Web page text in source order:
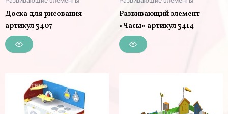
Доска для рисования
артикул 3407
Развивающий элемент
«Часы» артикул 3414